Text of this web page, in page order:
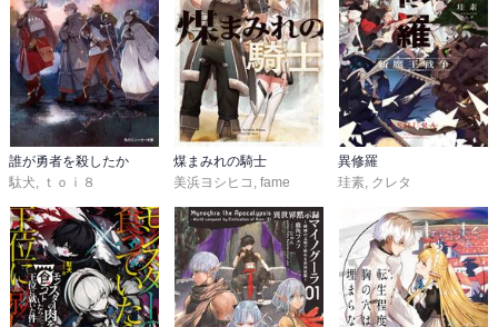
誰が勇者を殺したか
駄犬, ｔｏｉ８
煤まみれの騎士
美浜ヨシヒコ , fame
異修羅
珪素, クレタ